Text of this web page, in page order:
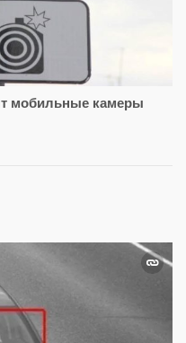
мобильные камеры